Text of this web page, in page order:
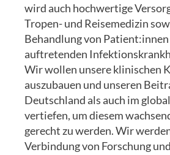
wird auch hochwertige
Tropen- und Reisemedizin
Behandlung von
auftretenden
Wir wollen unsere klinischen
auszubauen und unseren
Deutschland als auch im
vertiefen, um diesem
gerecht zu werden. Wir
Verbindung von Forschung